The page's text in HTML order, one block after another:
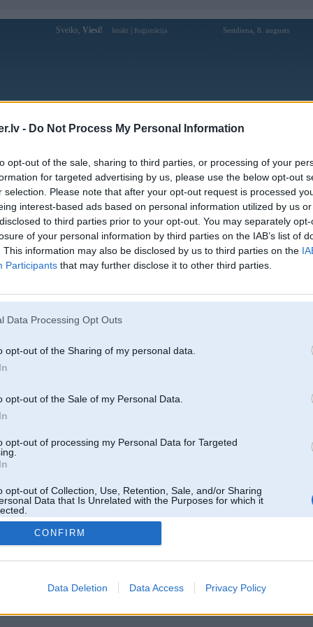
- Do Not Process My Personal Information
opt-out of the sale, sharing to third parties, or processing of your
for targeted advertising by us, please use the below opt-out
selection. Please note that after your opt-out request is processed
interest-based ads based on personal information utilized by us
to third parties prior to your opt-out. You may separately
of your personal information by third parties on the IAB’s list of
This information may also be disclosed by us to third parties on the
Participants that may further disclose it to other third parties.
Data Processing Opt Outs
opt-out of the Sharing of my personal data.
opt-out of the Sale of my Personal Data.
opt-out of processing my Personal Data for Targeted
opt-out of Collection, Use, Retention, Sale, and/or Sharing
Data that Is Unrelated with the Purposes for which it
CONFIRM
Data Deletion Data Access Privacy Policy
Sveiks, Viesi! Ienākt Reģistrācija Sestdiena, 8. augusts
Forums Galerijas Reģistrācija Lietotāji
Lietotāja Smalkais profils
Pēdējo reizi manīts: 11. Dec 2024, 15:13
Lietotājvārds:
Smalkais
Pilsēta:
Rīga
Braucu ar:
Ziņojumi forumā:
762
Liekot jaunu sludinājumu, iepriekšējo izdzēs!
un nav saistīts ar